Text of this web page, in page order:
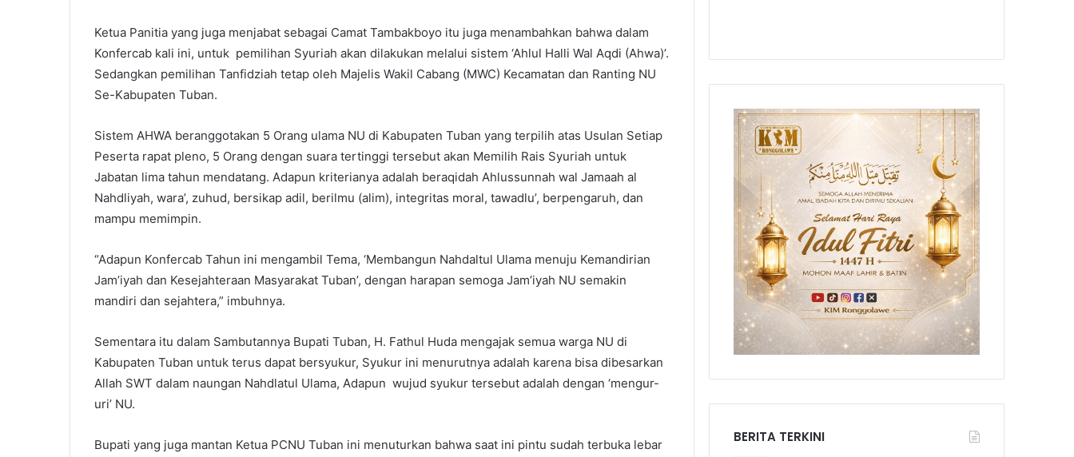
Ketua Panitia yang juga menjabat sebagai Camat Tambakboyo itu juga menambahkan bahwa dalam
Konfercab kali ini, untuk pemilihan Syuriah akan dilakukan melalui sistem ‘Ahlul Halli Wal Aqdi (Ahwa)’.
Sedangkan pemilihan Tanfidziah tetap oleh Majelis Wakil Cabang (MWC) Kecamatan dan Ranting NU
Se-Kabupaten Tuban.
Sistem AHWA beranggotakan 5 Orang ulama NU di Kabupaten Tuban yang terpilih atas Usulan Setiap
Peserta rapat pleno, 5 Orang dengan suara tertinggi tersebut akan Memilih Rais Syuriah untuk
Jabatan lima tahun mendatang. Adapun kriterianya adalah beraqidah Ahlussunnah wal Jamaah al
Nahdliyah, wara’, zuhud, bersikap adil, berilmu (alim), integritas moral, tawadlu’, berpengaruh, dan
mampu memimpin.
“Adapun Konfercab Tahun ini mengambil Tema, ‘Membangun Nahdaltul Ulama menuju Kemandirian
Jam’iyah dan Kesejahteraan Masyarakat Tuban’, dengan harapan semoga Jam’iyah NU semakin
mandiri dan sejahtera,” imbuhnya.
Sementara itu dalam Sambutannya Bupati Tuban, H. Fathul Huda mengajak semua warga NU di
Kabupaten Tuban untuk terus dapat bersyukur, Syukur ini menurutnya adalah karena bisa dibesarkan
Allah SWT dalam naungan Nahdlatul Ulama, Adapun wujud syukur tersebut adalah dengan ‘mengur-
uri’ NU.
Bupati yang juga mantan Ketua PCNU Tuban ini menuturkan bahwa saat ini pintu sudah terbuka lebar
BERITA TERKINI